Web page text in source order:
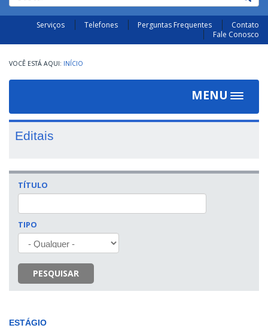
Buscar
Serviços Telefones Perguntas Frequentes
Contato
Fale Conosco
INÍCIO
MENU
Toggle
Editais
TÍTULO
TIPO
PESQUISAR
ESTÁGIO